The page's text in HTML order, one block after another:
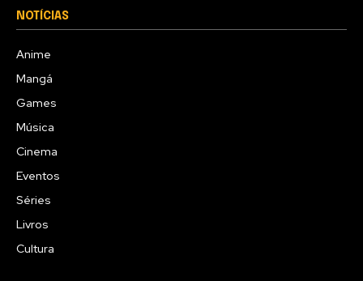
NOTÍCIAS
Anime
Mangá
Games
Música
Cinema
Eventos
Séries
Livros
Cultura